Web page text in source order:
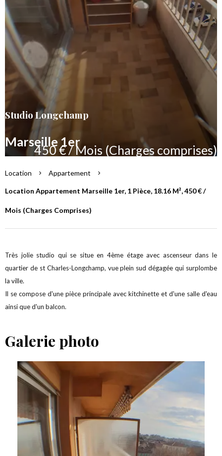
Studio Longchamp
Marseille 1er
450 € / Mois (Charges comprises)
Location Appartement
Location Appartement Marseille 1er, 1 Pièce, 18.16 M², 450 € /
Mois (Charges Comprises)
Très jolie studio qui se situe en 4ème étage avec ascenseur dans le
quartier de st Charles-Longchamp, vue plein sud dégagée qui surplombe
la ville.
Il se compose d'une pièce principale avec kitchinette et d'une salle d'eau
ainsi que d'un balcon.
Galerie photo